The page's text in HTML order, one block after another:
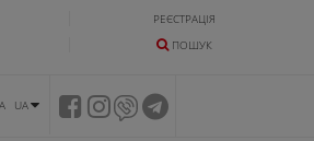
РЕЄСТРАЦІЯ
ПОШУК
UA